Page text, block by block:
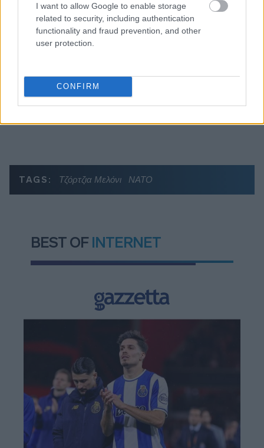
I want to allow Google to enable storage
related to security, including authentication
functionality and fraud prevention, and other
user protection.
CONFIRM
Μεταβιβάσεις ακινήτων: Στο σκάνερ χιλιάδες
συμβόλαια του 2025 για το πιστοποιητικό
ΕΝΦΙΑ
Μαξίμου για τη βιομηχανία
Πώς μπορείτε να βγείτε νωρίτερα στη σύνταξη
- Οι 3 κινήσεις που πρέπει να γίνουν εγκαίρως
TAGS: Τζόρτζια Μελόνι ΝΑΤΟ
BEST OF INTERNET